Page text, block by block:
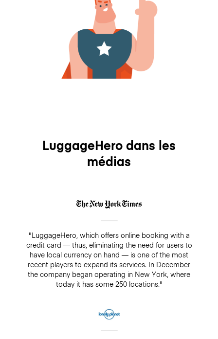
LuggageHero dans les
médias
"LuggageHero, which offers online booking with a
credit card — thus, eliminating the need for users to
have local currency on hand — is one of the most
recent players to expand its services. In December
the company began operating in New York, where
today it has some 250 locations."